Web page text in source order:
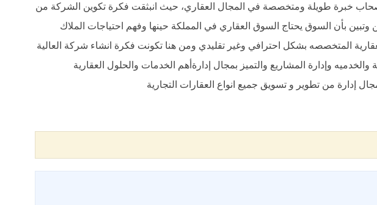
خبرة طويلة ومتخصصة في المجال العقاري، حيث انبثقت فكرة تكوين الشركة من
بأن السوق يحتاج السوق العقاري في المملكة حينها وفهم احتياجات الملاك
المتخصصه بشكل احترافي وغير تقليدي ومن هنا تكونت فكرة انشاء شركة العالية
وإدارة المشاريع والتميز بمجال إدارةأهم الخدمات والحلول العقارية
إدارة من تطوير و تسويق جميع انواع العقارات التجارية